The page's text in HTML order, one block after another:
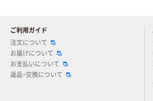
ご利用ガイド
注文について
お届けについて
お支払いについて
返品・交換について